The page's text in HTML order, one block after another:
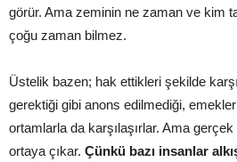
görür. Ama zeminin ne zaman ve kim
çoğu zaman bilmez.
Üstelik bazen; hak ettikleri şekilde
gerektiği gibi anons edilmediği,
ortamlarla da karşılaşırlar. Ama
ortaya çıkar. Çünkü bazı insanlar